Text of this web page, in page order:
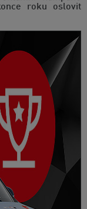
roku oslovit